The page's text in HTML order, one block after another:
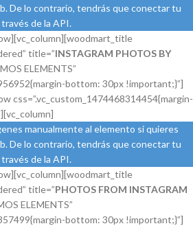
De lo contrario, tendrás que conectar tu
de la API.
title=”INSTAGRAM PHOTOS BY
ELEMENTS”
bottom: 30px !important;}”]
css=”.vc_custom_1474468314454{margin-
manualmente al elemento si quieres
De lo contrario, tendrás que conectar tu
de la API.
title=”PHOTOS FROM INSTAGRAM
ELEMENTS”
bottom: 30px !important;}”]